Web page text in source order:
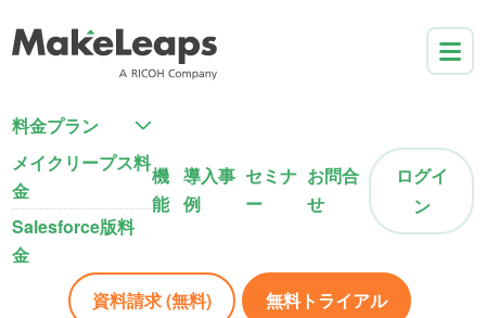
料金プラン
メイクリープス料
金
Salesforce版料
金
機
能
導入事
例
セミナ
ー
お問合
せ
ログイ
ン
資料請求 (無料) 無料トライアル